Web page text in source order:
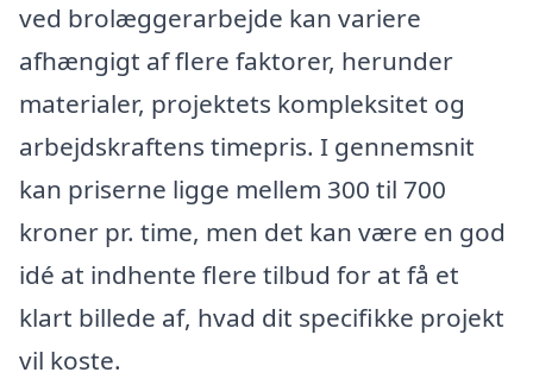
ved brolæggerarbejde kan variere
afhængigt af flere faktorer, herunder
materialer, projektets kompleksitet og
arbejdskraftens timepris. I gennemsnit
kan priserne ligge mellem 300 til 700
kroner pr. time, men det kan være en god
idé at indhente flere tilbud for at få et
klart billede af, hvad dit specifikke projekt
vil koste.